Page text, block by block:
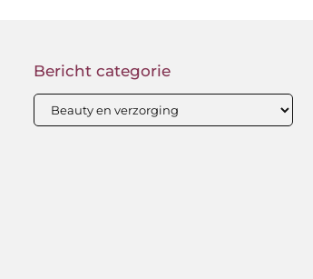
Bericht categorie